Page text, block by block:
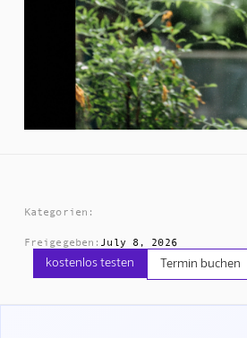
Kategorien:
Freigegeben: July 8, 2026
kostenlos testen Termin buchen